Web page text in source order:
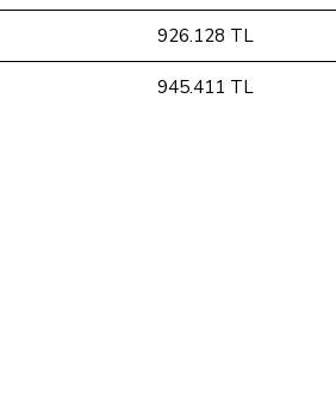
926.128 TL
945.411 TL